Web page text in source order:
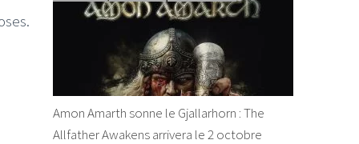
Amon Amarth sonne le Gjallarhorn : The
Allfather Awakens arrivera le 2 octobre